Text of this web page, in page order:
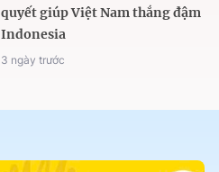
quyết giúp Việt Nam thắng đậm
Indonesia
3 ngày trước